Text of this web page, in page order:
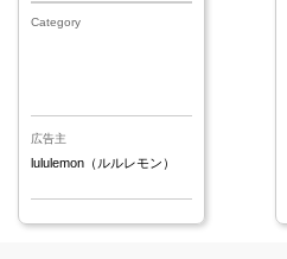
Category
広告主
lululemon（ルルレモン）